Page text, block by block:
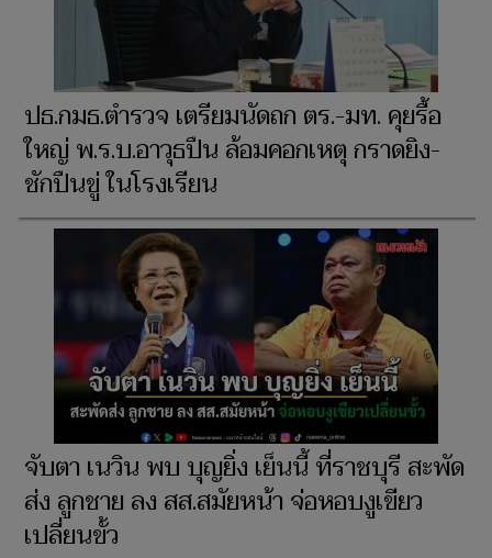
ปธ.กมธ.ตำรวจ เตรียมนัดถก ตร.-มท. คุยรื้อ
ใหญ่ พ.ร.บ.อาวุธปืน ล้อมคอกเหตุ กราดยิง-
ชักปืนขู่ ในโรงเรียน
จับตา เนวิน พบ บุญยิ่ง เย็นนี้ ที่ราชบุรี สะพัด
ส่ง ลูกชาย ลง สส.สมัยหน้า จ่อหอบงูเขียว
เปลี่ยนขั้ว